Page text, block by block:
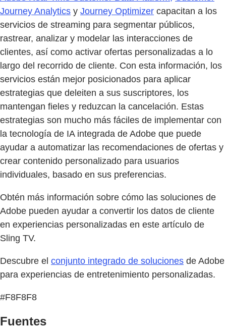
Journey Analytics y Journey Optimizer capacitan a los
servicios de streaming para segmentar públicos,
rastrear, analizar y modelar las interacciones de
clientes, así como activar ofertas personalizadas a lo
largo del recorrido de cliente. Con esta información, los
servicios están mejor posicionados para aplicar
estrategias que deleiten a sus suscriptores, los
mantengan fieles y reduzcan la cancelación. Estas
estrategias son mucho más fáciles de implementar con
la tecnología de IA integrada de Adobe que puede
ayudar a automatizar las recomendaciones de ofertas y
crear contenido personalizado para usuarios
individuales, basado en sus preferencias.
Obtén más información sobre cómo las soluciones de
Adobe pueden ayudar a convertir los datos de cliente
en experiencias personalizadas en este artículo de
Sling TV.
Descubre el conjunto integrado de soluciones de Adobe
para experiencias de entretenimiento personalizadas.
#F8F8F8
Fuentes